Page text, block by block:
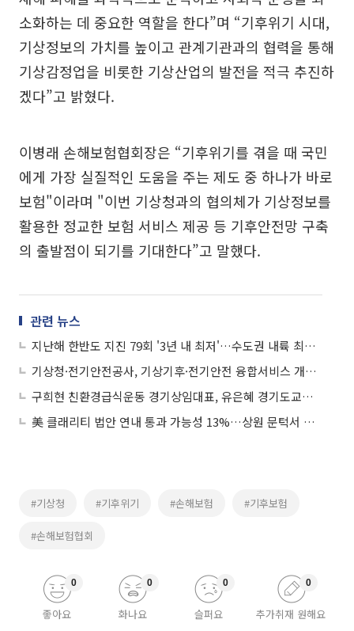
소화하는 데 중요한 역할을 한다”며 “기후위기 시대,
기상정보의 가치를 높이고 관계기관과의 협력을 통해
기상감정업을 비롯한 기상산업의 발전을 적극 추진하
겠다”고 밝혔다.
이병래 손해보험협회장은 “기후위기를 겪을 때 국민
에게 가장 실질적인 도움을 주는 제도 중 하나가 바로
보험"이라며 "이번 기상청과의 협의체가 기상정보를
활용한 정교한 보험 서비스 제공 등 기후안전망 구축
의 출발점이 되기를 기대한다”고 말했다.
관련 뉴스
지난해 한반도 지진 79회 '3년 내 최저'…수도권 내륙 최대 지진은 '경기 연천'
기상청·전기안전공사, 기상기후·전기안전 융합서비스 개발 '맞손'
구희현 친환경급식운동 경기상임대표, 유은혜 경기도교육감 예비후보 공개 지지…"무너진 경기교육 함께 정상화"
美 클래리티 법안 연내 통과 가능성 13%…상원 문턱서 제동
#기상청 #기후위기 #손해보험 #기후보험
#손해보험협회
좋아요
0
화나요
0
슬퍼요
0
추가취재 원해요
0